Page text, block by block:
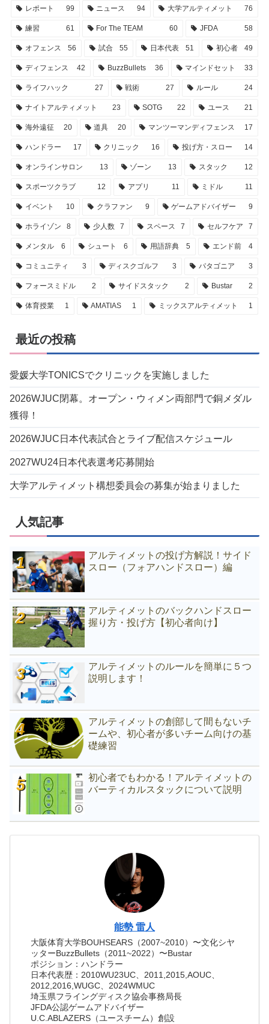
レポート 99 ニュース 94 大学アルティメット 76
練習 61 For The TEAM 60 JFDA 58
オフェンス 56 試合 55 日本代表 51 初心者 49
ディフェンス 42 BuzzBullets 36 マインドセット 33
ライフハック 27 戦術 27 ルール 24
ナイトアルティメット 23 SOTG 22 ユース 21
海外遠征 20 道具 20 マンツーマンディフェンス 17
ハンドラー 17 クリニック 16 投げ方・スロー 14
オンラインサロン 13 ゾーン 13 スタック 12
スポーツクラブ 12 アプリ 11 ミドル 11
イベント 10 クラファン 9 ゲームアドバイザー 9
ホライゾン 8 少人数 7 スペース 7 セルフケア 7
メンタル 6 シュート 6 用語辞典 5 エンド前 4
コミュニティ 3 ディスクゴルフ 3 パタゴニア 3
フォースミドル 2 サイドスタック 2 Bustar 2
体育授業 1 AMATIAS 1 ミックスアルティメット 1
最近の投稿
愛媛大学TONICSでクリニックを実施しました
2026WJUC閉幕。オープン・ウィメン両部門で銅メダル
獲得！
2026WJUC日本代表試合とライブ配信スケジュール
2027WU24日本代表選考応募開始
大学アルティメット構想委員会の募集が始まりました
人気記事
アルティメットの投げ方解説！サイド
スロー（フォアハンドスロー）編
アルティメットのバックハンドスロー
握り方・投げ方【初心者向け】
アルティメットのルールを簡単に５つ
説明します！
アルティメットの創部して間もないチ
ームや、初心者が多いチーム向けの基
礎練習
初心者でもわかる！アルティメットの
バーティカルスタックについて説明
能勢 雷人
大阪体育大学BOUHSEARS（2007~2010）〜文化シヤ
ッターBuzzBullets（2011~2022）〜Bustar
ポジション：ハンドラー
日本代表歴：2010WU23UC、2011,2015,AOUC、
2012,2016,WUGC、2024WMUC
埼玉県フライングディスク協会事務局長
JFDA公認ゲームアドバイザー
U.C.ABLAZERS（ユースチーム）創設